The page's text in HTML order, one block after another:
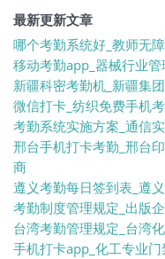
最新更新文章
哪个考勤系统好_教师无
移动考勤app_器械行业
新疆科密考勤机_新疆集
微信打卡_纺织免费手机
考勤系统实施方案_通信
邢台手机打卡考勤_邢台
商
遵义考勤每日签到表_遵
考勤制度管理规定_出版
台湾考勤管理规定_台湾
手机打卡app_化工专业